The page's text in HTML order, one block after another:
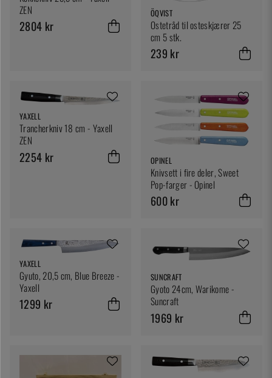
ZEN
2804 kr
ÖQVIST
Ostetråd til osteskjærer 25
cm 5 stk.
239 kr
YAXELL
Trancherkniv 18 cm - Yaxell
ZEN
2254 kr OPINEL
Knivsett i fire deler, Sweet
Pop-farger - Opinel
600 kr
YAXELL
Gyuto, 20,5 cm, Blue Breeze -
Yaxell
1299 kr
SUNCRAFT
Gyoto 24cm, Warikome -
Suncraft
1969 kr